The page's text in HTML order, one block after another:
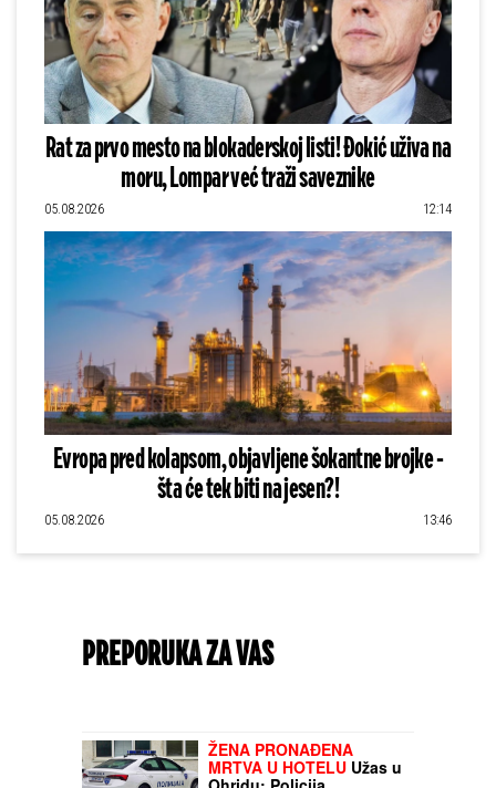
Rat za prvo mesto na blokaderskoj listi! Đokić uživa na
moru, Lompar već traži saveznike
05.08.2026 12:14
Evropa pred kolapsom, objavljene šokantne brojke -
šta će tek biti na jesen?!
05.08.2026 13:46
PREPORUKA ZA VAS